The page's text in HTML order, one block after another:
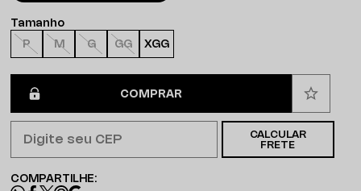
Tamanho
P
M G GG XGG
COMPRAR
CALCULAR
FRETE
COMPARTILHE: